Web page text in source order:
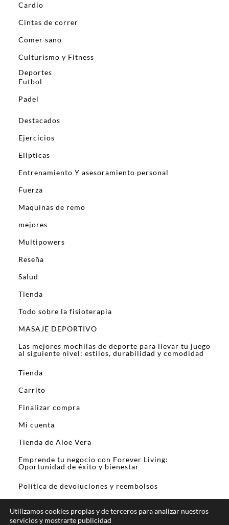
Cardio
Cintas de correr
Comer sano
Culturismo y Fitness
Deportes
Futbol
Padel
Destacados
Ejercicios
Elipticas
Entrenamiento Y asesoramiento personal
Fuerza
Maquinas de remo
mejores
Multipowers
Reseña
Salud
Tienda
Todo sobre la fisioterapia
MASAJE DEPORTIVO
Las mejores mochilas de deporte para llevar tu juego
al siguiente nivel: estilos, durabilidad y comodidad
Tienda
Carrito
Finalizar compra
Mi cuenta
Tienda de Aloe Vera
Emprende tu negocio con Forever Living:
Oportunidad de éxito y bienestar
Política de devoluciones y reembolsos
Utilizamos cookies propias y de terceros para analizar nuestros
servicios y mostrarte publicidad